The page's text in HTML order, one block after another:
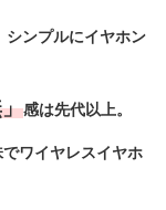
シンプルにイヤホン
感は先代以上。
ワイヤレスイヤホ